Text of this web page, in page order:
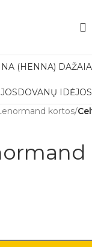
(HENNA) DAŽAI
DOVANŲ IDĖJOS
kortos/